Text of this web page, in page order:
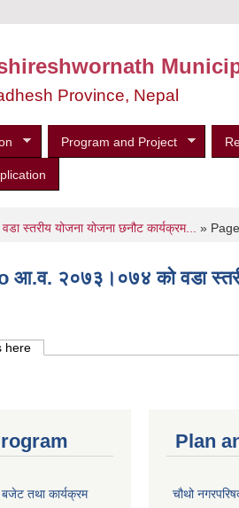
Province, Nepal
Program and Project
स्तरीय योजना योजना छनौट कार्यक्रम... »
२०७३।०७४ को वडा
here
तथा कार्यक्रम
Plan
चौथो